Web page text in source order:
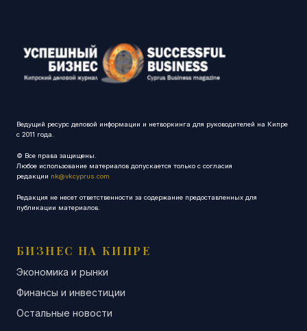
Ведущий ресурс деловой информации и нетворкинга для руководителей на Кипре
с 2011 года.
© Все права защищены.
Любое использование материалов допускается только с согласия
редакции nk@vkcyprus.com
Редакция не несет ответственности за содержание предоставленных для
публикации материалов.
БИЗНЕС НА КИПРЕ
Экономика и рынки
Финансы и инвестиции
Остальные новости